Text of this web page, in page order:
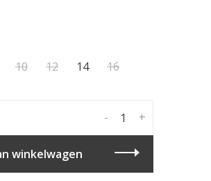
10 12 14 16
+
-
winkelwagen